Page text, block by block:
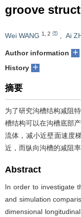
groove
Wei WANG 1 2 Ai
Author information +
History +
摘要
为了研究沟槽结构减阻
槽结构可以在沟槽底部
流体，减小近壁面速度
近，而纵向沟槽的减阻
Abstract
In order to investigate
and simulation
dimensional